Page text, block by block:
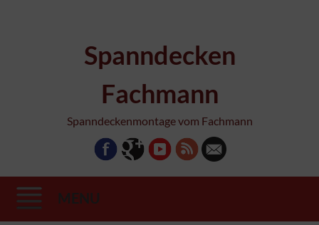
Spanndecken
Fachmann
Spanndeckenmontage vom Fachmann
MENU